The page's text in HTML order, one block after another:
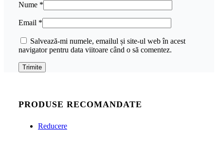
Nume *
Email *
Salvează-mi numele, emailul și site-ul web în acest
navigator pentru data viitoare când o să comentez.
PRODUSE RECOMANDATE
Reducere